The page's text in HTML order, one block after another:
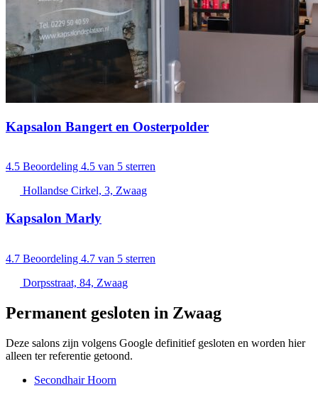
Kapsalon Bangert en Oosterpolder
4.5 Beoordeling 4.5 van 5 sterren
Hollandse Cirkel, 3, Zwaag
Kapsalon Marly
4.7 Beoordeling 4.7 van 5 sterren
Dorpsstraat, 84, Zwaag
Permanent gesloten in Zwaag
Deze salons zijn volgens Google definitief gesloten en worden hier
alleen ter referentie getoond.
Secondhair Hoorn